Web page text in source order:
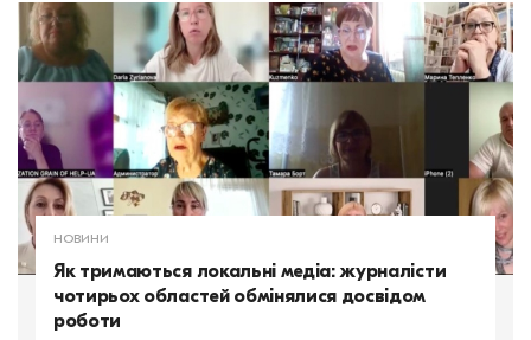
НОВИНИ
Як тримаються локальні медіа: журналісти
чотирьох областей обмінялися досвідом
роботи